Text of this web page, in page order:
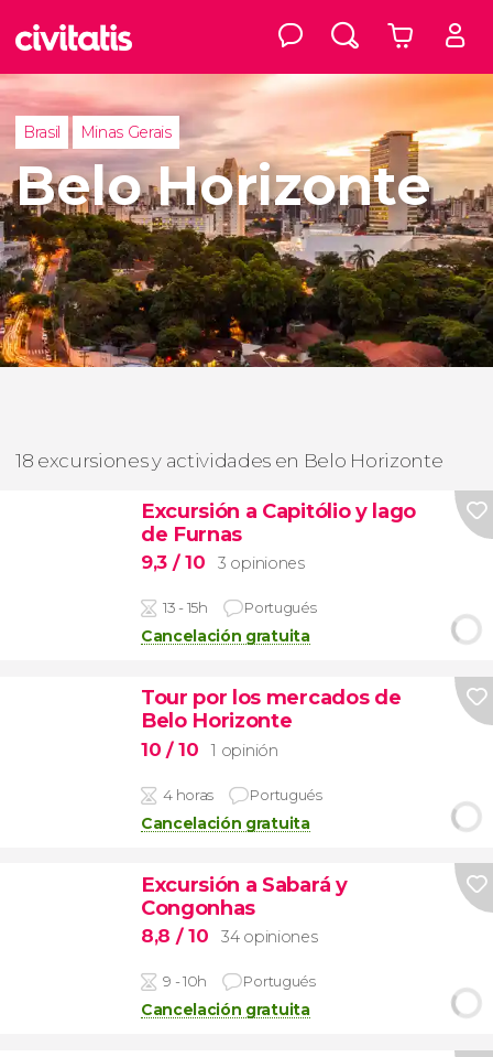
Brasil Minas Gerais
Belo Horizonte
18 excursiones y actividades en Belo Horizonte
Excursión a Capitólio y lago
de Furnas
9,3 / 10 3 opiniones
13 - 15h Portugués
Cancelación gratuita
Tour por los mercados de
Belo Horizonte
10 / 10 1 opinión
4 horas Portugués
Cancelación gratuita
Excursión a Sabará y
Congonhas
8,8 / 10 34 opiniones
9 - 10h Portugués
Cancelación gratuita